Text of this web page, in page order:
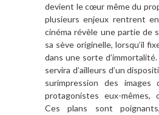
devient le cœur même du
plusieurs enjeux rentrent
cinéma révèle une partie de
sa sève originelle, lorsqu’il
dans une sorte
servira d’ailleurs d’un
surimpression des images
protagonistes eux-mêmes,
Ces plans sont